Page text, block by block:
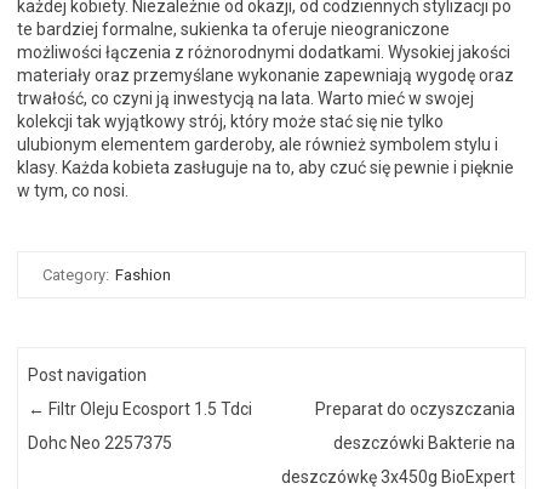
każdej kobiety. Niezależnie od okazji, od codziennych stylizacji po
te bardziej formalne, sukienka ta oferuje nieograniczone
możliwości łączenia z różnorodnymi dodatkami. Wysokiej jakości
materiały oraz przemyślane wykonanie zapewniają wygodę oraz
trwałość, co czyni ją inwestycją na lata. Warto mieć w swojej
kolekcji tak wyjątkowy strój, który może stać się nie tylko
ulubionym elementem garderoby, ale również symbolem stylu i
klasy. Każda kobieta zasługuje na to, aby czuć się pewnie i pięknie
w tym, co nosi.
Category: Fashion
Post navigation
← Filtr Oleju Ecosport 1.5 Tdci
Dohc Neo 2257375
Preparat do oczyszczania
deszczówki Bakterie na
deszczówkę 3x450g BioExpert